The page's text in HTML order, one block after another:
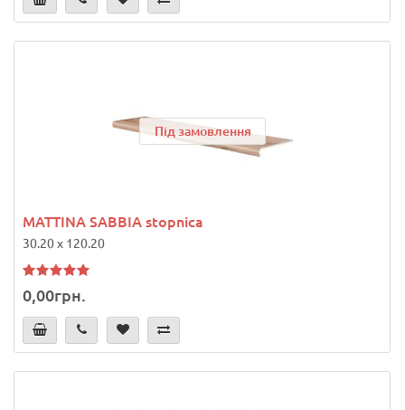
Під замовлення
MATTINA SABBIA stopnica
30.20 x 120.20
0,00грн.